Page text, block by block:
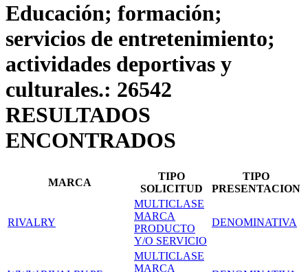
Educación; formación;
servicios de entretenimiento;
actividades deportivas y
culturales.: 26542
RESULTADOS
ENCONTRADOS
MARCA
TIPO
SOLICITUD
TIPO
PRESENTACION
RIVALRY
MULTICLASE
MARCA
PRODUCTO
Y/O SERVICIO
DENOMINATIVA
MULTICLASE
MARCA